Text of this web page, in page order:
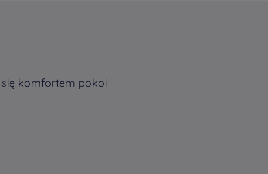
komfortem pokoi